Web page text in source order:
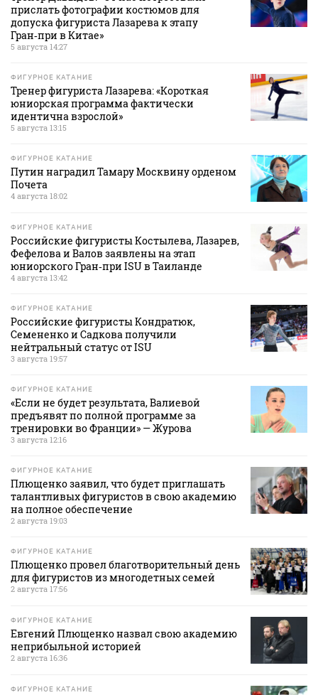
прислать фотографии костюмов для
допуска фигуриста Лазарева к этапу
Гран‑при в Китае»
5 августа 14:27
ФИГУРНОЕ КАТАНИЕ
Тренер фигуриста Лазарева: «Короткая
юниорская программа фактически
идентична взрослой»
5 августа 13:15
ФИГУРНОЕ КАТАНИЕ
Путин наградил Тамару Москвину орденом
Почета
4 августа 18:02
ФИГУРНОЕ КАТАНИЕ
Российские фигуристы Костылева, Лазарев,
Фефелова и Валов заявлены на этап
юниорского Гран‑при ISU в Таиланде
4 августа 13:42
ФИГУРНОЕ КАТАНИЕ
Российские фигуристы Кондратюк,
Семененко и Садкова получили
нейтральный статус от ISU
3 августа 19:57
ФИГУРНОЕ КАТАНИЕ
«Если не будет результата, Валиевой
предъявят по полной программе за
тренировки во Франции» — Журова
3 августа 12:16
ФИГУРНОЕ КАТАНИЕ
Плющенко заявил, что будет приглашать
талантливых фигуристов в свою академию
на полное обеспечение
2 августа 19:03
ФИГУРНОЕ КАТАНИЕ
Плющенко провел благотворительный день
для фигуристов из многодетных семей
2 августа 17:56
ФИГУРНОЕ КАТАНИЕ
Евгений Плющенко назвал свою академию
неприбыльной историей
2 августа 16:36
ФИГУРНОЕ КАТАНИЕ